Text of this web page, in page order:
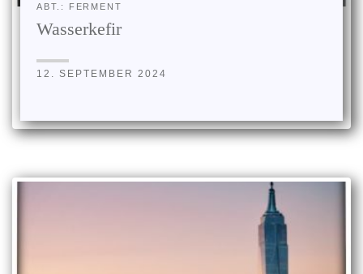
ABT.: FERMENT
Wasserkefir
12. SEPTEMBER 2024